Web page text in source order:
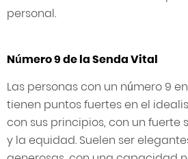
personal.
Número 9 de la Senda Vital
Las personas con un número 9
tienen puntos fuertes en el
con sus principios, con un fuerte
y la equidad. Suelen ser